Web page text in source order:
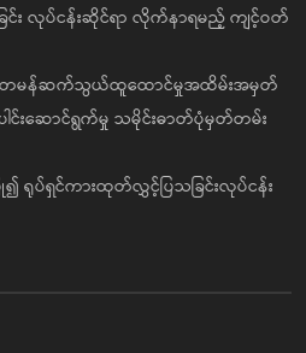
း လုပ်ငန်းဆိုင်ရာ လိုက်နာရမည့် ကျင့်ဝတ်
း သံတမန်ဆက်သွယ်ထူထောင်မှုအထိမ်းအမှတ်
ေါင်းဆောင်ရွက်မှု သမိုင်းဓာတ်ပုံမှတ်တမ်း
ပ်ရှင်ကားထုတ်လွှင့်ပြသခြင်းလုပ်ငန်း